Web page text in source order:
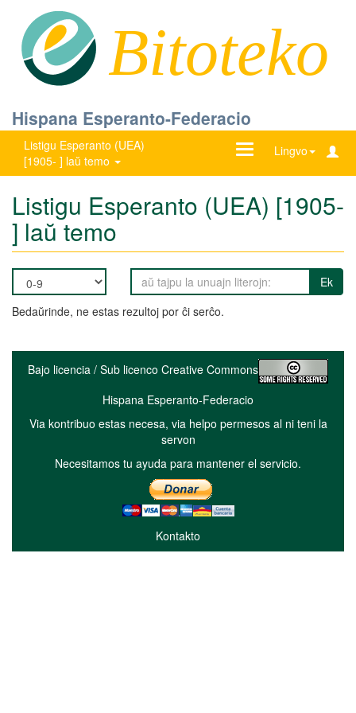
Bitoteko
Hispana Esperanto-Federacio
Listigu Esperanto (UEA)
[1905- ] laŭ temo
Lingvo
Ŝanĝu
Listigu Esperanto (UEA) [1905-
] laŭ temo
Ek
Bedaŭrinde, ne estas rezultoj por ĉi serĉo.
Bajo licencia / Sub licenco Creative Commons
Hispana Esperanto-Federacio
Via kontribuo estas necesa, via helpo permesos al ni teni la
servon
Necesitamos tu ayuda para mantener el servicio.
Kontakto